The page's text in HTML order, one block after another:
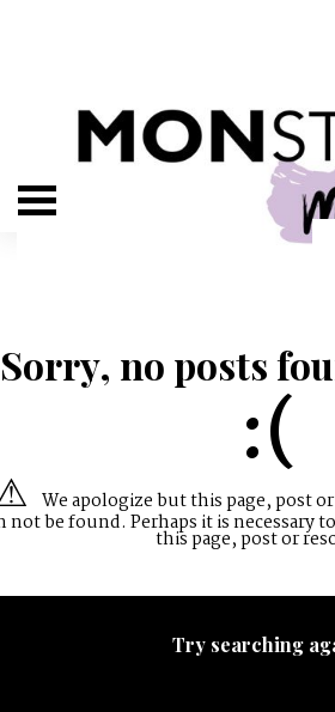
Sorry, no posts
:(
We apologize but this page, post
not be found. Perhaps it is necessary
this page, post or
Try searching